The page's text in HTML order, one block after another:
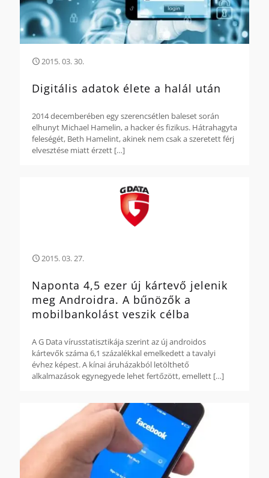
2015. 03. 30.
Digitális adatok élete a halál után
2014 decemberében egy szerencsétlen baleset során
elhunyt Michael Hamelin, a hacker és fizikus. Hátrahagyta
feleségét, Beth Hamelint, akinek nem csak a szeretett férj
elvesztése miatt érzett […]
2015. 03. 27.
Naponta 4,5 ezer új kártevő jelenik
meg Androidra. A bűnözők a
mobilbankolást veszik célba
A G Data vírusstatisztikája szerint az új androidos
kártevők száma 6,1 százalékkal emelkedett a tavalyi
évhez képest. A kínai áruházakból letölthető
alkalmazások egynegyede lehet fertőzött, emellett […]